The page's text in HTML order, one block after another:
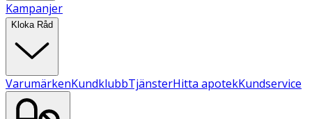
Kampanjer
Kloka Råd
VarumärkenKundklubbTjänsterHitta apotekKundservice